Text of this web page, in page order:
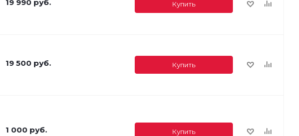
19 990 руб. Купить
19 500 руб. Купить
1 000 руб. Купить